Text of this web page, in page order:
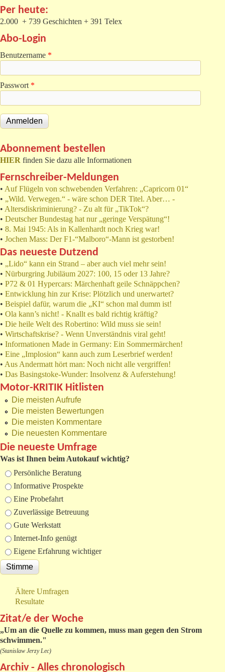
Per heute:
2.000 + 739 Geschichten + 391 Telex
Abo-Login
Benutzername *
Passwort *
Abonnement bestellen
HIER finden Sie dazu alle Informationen
Fernschreiber-Meldungen
• Auf Flügeln von schwebenden Verfahren: „Capricorn 01“
• „Wild. Verwegen.“ - wäre schon DER Titel. Aber… -
• Altersdiskriminierung? - Zu alt für „TikTok“?
• Deutscher Bundestag hat nur „geringe Verspätung“!
• 8. Mai 1945: Als in Kallenhardt noch Krieg war!
• Jochen Mass: Der F1-“Malboro“-Mann ist gestorben!
Das neueste Dutzend
• „Lido“ kann ein Strand – aber auch viel mehr sein!
• Nürburgring Jubiläum 2027: 100, 15 oder 13 Jahre?
• P72 & 01 Hypercars: Märchenhaft geile Schnäppchen?
• Entwicklung hin zur Krise: Plötzlich und unerwartet?
• Beispiel dafür, warum die „KI“ schon mal dumm ist!
• Ola kann’s nicht! - Knallt es bald richtig kräftig?
• Die heile Welt des Robertino: Wild muss sie sein!
• Wirtschaftskrise? - Wenn Unverständnis viral geht!
• Informationen Made in Germany: Ein Sommermärchen!
• Eine „Implosion“ kann auch zum Leserbrief werden!
• Aus Andermatt hört man: Noch nicht alle vergriffen!
• Das Basingstoke-Wunder: Insolvenz & Auferstehung!
Motor-KRITIK Hitlisten
Die meisten Aufrufe
Die meisten Bewertungen
Die meisten Kommentare
Die neuesten Kommentare
Die neueste Umfrage
Was ist Ihnen beim Autokauf wichtig?
Auswahlmöglichkeiten
Persönliche Beratung
Informative Prospekte
Eine Probefahrt
Zuverlässige Betreuung
Gute Werkstatt
Internet-Info genügt
Eigene Erfahrung wichtiger
Ältere Umfragen
Resultate
Zitat/e der Woche
„Um an die Quelle zu kommen, muss man gegen den Strom
schwimmen."
(Stanislaw Jerzy Lec)
Archiv - Alles chronologisch